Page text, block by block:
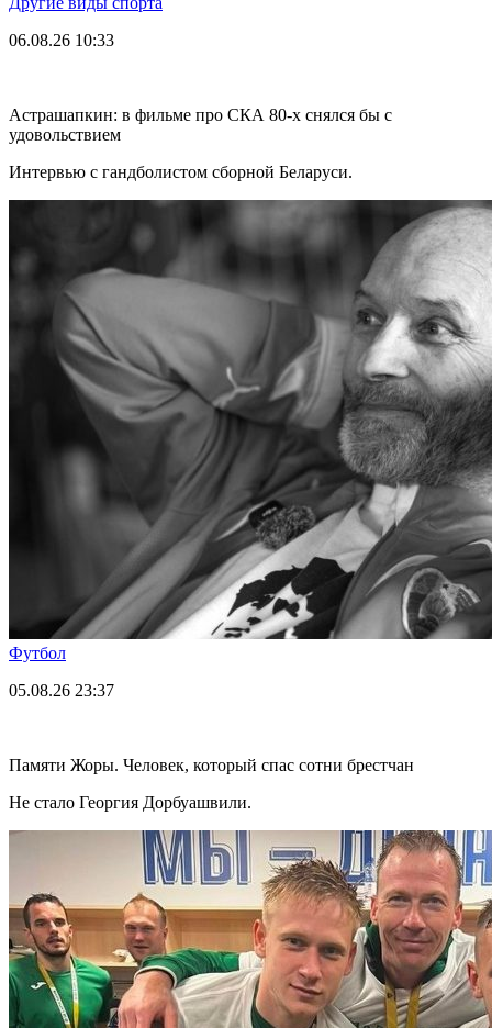
06.08.26 10:33
Астрашапкин: в фильме про СКА 80-х снялся бы с
удовольствием
Интервью с гандболистом сборной Беларуси.
Футбол
05.08.26 23:37
Памяти Жоры. Человек, который спас сотни брестчан
Не стало Георгия Дорбуашвили.